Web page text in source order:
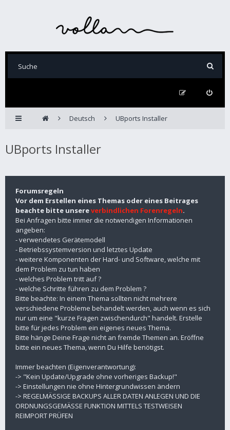
Deutsch UBports Installer
UBports Installer
Forumsregeln
Vor dem Erstellen eines Themas oder eines Beitrages
beachte bitte unsereverbindlichen Forenregeln.
Bei Anfragen bitte immer die notwendigen Informationen
angeben:
- verwendetes Gerätemodell
- Betriebssystemversion und letztes Update
- weitere Komponenten der Hard- und Software, welche mit
dem Problem zu tun haben
- welches Problem tritt auf ?
- welche Schritte führen zu dem Problem ?
Bitte beachte: In einem Thema sollten nicht mehrere
verschiedene Probleme behandelt werden, auch wenn es sich
nur um eine "kurze Fragen zwischendurch" handelt. Erstelle
bitte für jedes Problem ein eigenes neues Thema.
Bitte hänge Deine Frage nicht an fremde Themen an. Eröffne
bitte ein neues Thema, wenn Du Hilfe benötigst.
Immer beachten (Eigenverantwortung):
-> "Kein Update/Upgrade ohne vorheriges Backup!"
-> Einstellungen nie ohne Hintergrundwissen ändern
-> REGELMÄSSIGE BACKUPS ALLER DATEN ANLEGEN UND DIE
ORDNUNGSGEMÄSSE FUNKTION MITTELS TESTWEISEN
REIMPORT PRÜFEN